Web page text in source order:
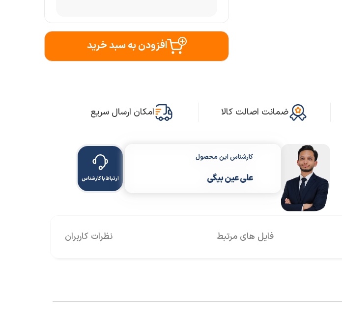
افزودن به سبد خرید
ضمانت اصالت کالا امکان ارسال سریع
کارشناس این محصول
علی عین بیگی ارتباط با کارشناس
فایل های مرتبط نظرات کاربران